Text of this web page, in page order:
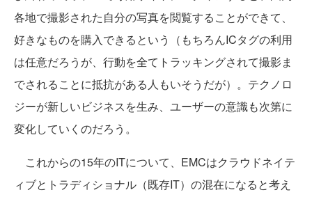
各地で撮影された自分の写真を閲覧することができて、
好きなものを購入できるという（もちろんICタグの利用
は任意だろうが、行動を全てトラッキングされて撮影ま
でされることに抵抗がある人もいそうだが）。テクノロ
ジーが新しいビジネスを生み、ユーザーの意識も次第に
変化していくのだろう。
これからの15年のITについて、EMCはクラウドネイテ
ィブとトラディショナル（既存IT）の混在になると考え